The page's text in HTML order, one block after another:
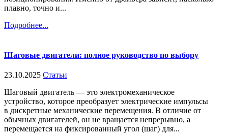
плавно, точно и...
Подробнее...
Шаговые двигатели: полное руководство по выбору
23.10.2025 Статьи
Шаговый двигатель — это электромеханическое
устройство, которое преобразует электрические импульсы
в дискретные механические перемещения. В отличие от
обычных двигателей, он не вращается непрерывно, а
перемещается на фиксированный угол (шаг) для...